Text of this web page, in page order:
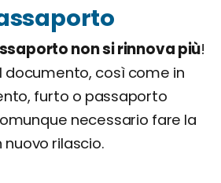
non si rinnova più!
documento, così come in
furto o passaporto
necessario fare la
rilascio.